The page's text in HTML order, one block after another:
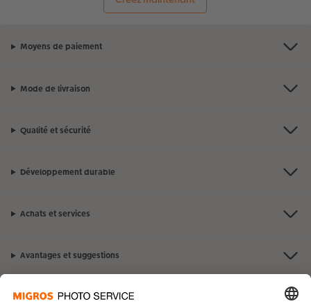
Moyens de paiement
Mode de livraison
Qualité et sécurité
Développement durable
Achats et services
Avantages et suggestions
Contact et aide